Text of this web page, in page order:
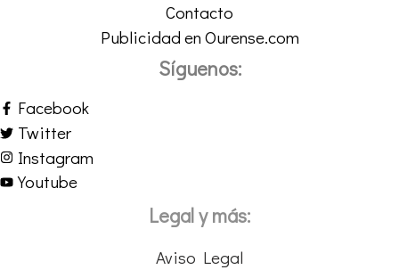
Contacto
Publicidad en Ourense.com
Síguenos:
Facebook
Twitter
Instagram
Youtube
Legal y más:
Aviso Legal